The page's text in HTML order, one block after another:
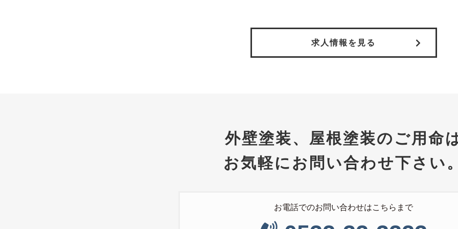
求人情報を見る
外壁塗装、屋根塗装のご用命
お気軽にお問い合わせ下さい
お電話でのお問い合わせはこちらまで